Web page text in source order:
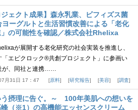
ジェクト成果】森永乳業、ビフィズス菌
ーグルトと生活習慣改善による「老化
の可能性を確認／株式会社Rhelixa
が展開する老化研究の社会実装を推進し、
「エピクロック®共創プロジェクト」に参画い
が、同社と連携……
月31日 17：47 原料 研究報告 美容 調査
う摂理に告ぐ。～ 100年美肌への想いを
（※1）の高機能エッセンスクリーム